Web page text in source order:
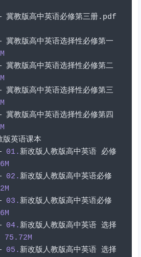
冀教版高中英语必修第三册. pdf
冀教版高中英语选择性必修第一
M
冀教版高中英语选择性必修第二
M
冀教版高中英语选择性必修第三
M
冀教版高中英语选择性必修第四
M
版英语课本
01.新改版人教版高中英语 必修
M
02 .新改版人教版高中英语必修
M
03 .新改版人教版高中英语必修
M
04.新改版人教版高中英语 选择
75.72M
05 .新改版人教版高中英语 选择